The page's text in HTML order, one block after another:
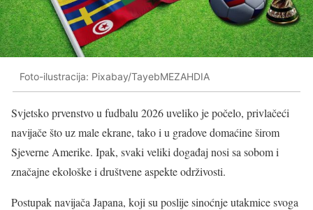
Foto-ilustracija: Pixabay/TayebMEZAHDIA
Svjetsko prvenstvo u fudbalu 2026 uveliko je počelo, privlačeći
navijače što uz male ekrane, tako i u gradove domaćine širom
Sjeverne Amerike. Ipak, svaki veliki događaj nosi sa sobom i
značajne ekološke i društvene aspekte održivosti.
Postupak navijača Japana, koji su poslije sinoćnje utakmice svoga